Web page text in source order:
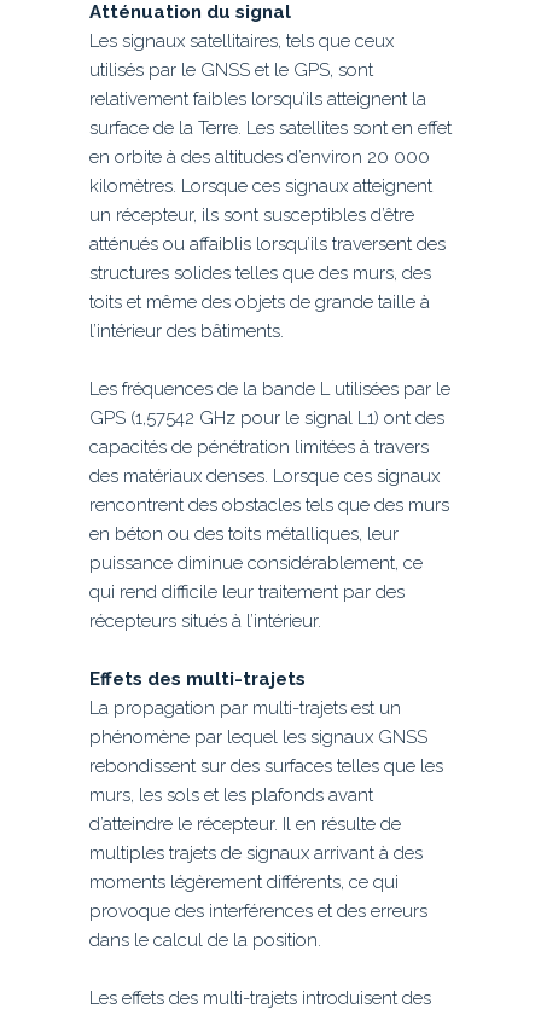
Atténuation du signal
Les signaux satellitaires, tels que ceux
utilisés par le GNSS et le GPS, sont
relativement faibles lorsqu’ils atteignent la
surface de la Terre. Les satellites sont en effet
en orbite à des altitudes d’environ 20 000
kilomètres. Lorsque ces signaux atteignent
un récepteur, ils sont susceptibles d’être
atténués ou affaiblis lorsqu’ils traversent des
structures solides telles que des murs, des
toits et même des objets de grande taille à
l’intérieur des bâtiments.
Les fréquences de la bande L utilisées par le
GPS (1,57542 GHz pour le signal L1) ont des
capacités de pénétration limitées à travers
des matériaux denses. Lorsque ces signaux
rencontrent des obstacles tels que des murs
en béton ou des toits métalliques, leur
puissance diminue considérablement, ce
qui rend difficile leur traitement par des
récepteurs situés à l’intérieur.
Effets des multi-trajets
La propagation par multi-trajets est un
phénomène par lequel les signaux GNSS
rebondissent sur des surfaces telles que les
murs, les sols et les plafonds avant
d’atteindre le récepteur. Il en résulte de
multiples trajets de signaux arrivant à des
moments légèrement différents, ce qui
provoque des interférences et des erreurs
dans le calcul de la position.
Les effets des multi-trajets introduisent des